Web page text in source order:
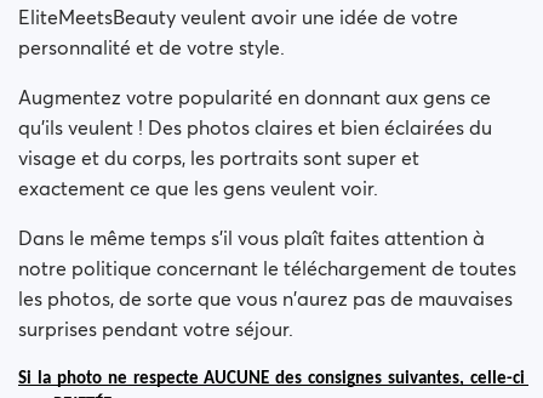
EliteMeetsBeauty veulent avoir une idée de votre
personnalité et de votre style.
Augmentez votre popularité en donnant aux gens ce
qu'ils veulent ! Des photos claires et bien éclairées du
visage et du corps, les portraits sont super et
exactement ce que les gens veulent voir.
Dans le même temps s'il vous plaît faites attention à
notre politique concernant le téléchargement de toutes
les photos, de sorte que vous n'aurez pas de mauvaises
surprises pendant votre séjour.
Si la photo ne respecte AUCUNE des consignes suivantes, celle-ci